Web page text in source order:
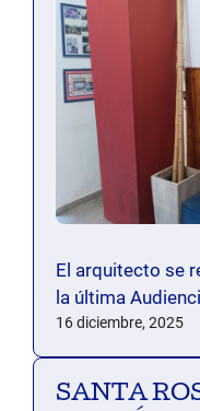
El arquitecto se
la última
16 diciembre, 2025
SANTA